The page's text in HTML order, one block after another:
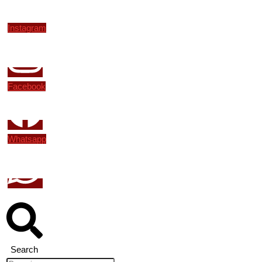
Instagram
Facebook
Whatsapp
Search